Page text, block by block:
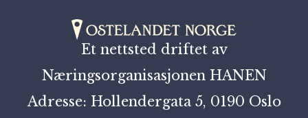
Et nettsted driftet av
Næringsorganisasjonen HANEN
Adresse: Hollendergata 5, 0190 Oslo